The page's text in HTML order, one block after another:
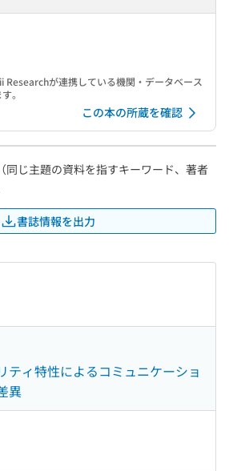
Researchが連携している機関・データベース
。
この本の所蔵を確認
同じ主題の資料を指すキーワード、著者
書誌情報を出力
ティ特性によるコミュニケーショ
異